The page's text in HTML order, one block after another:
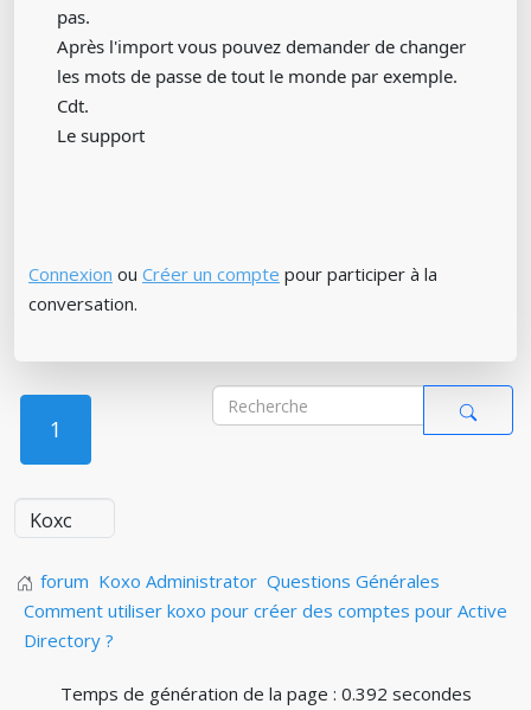
pas.
Après l'import vous pouvez demander de changer
les mots de passe de tout le monde par exemple.
Cdt.
Le support
Connexion ou Créer un compte pour participer à la
conversation.
1
forum Koxo Administrator Questions Générales
Comment utiliser koxo pour créer des comptes pour Active
Directory ?
Temps de génération de la page : 0.392 secondes